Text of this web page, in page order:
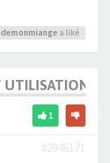
a liké
UTILISATION,
1
#2946171